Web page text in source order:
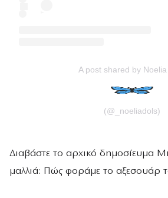
A post shared by
(@_noeliadols)
Διαβάστε το αρχικό δημοσίευμα
μαλλιά: Πώς φοράμε το αξεσουάρ